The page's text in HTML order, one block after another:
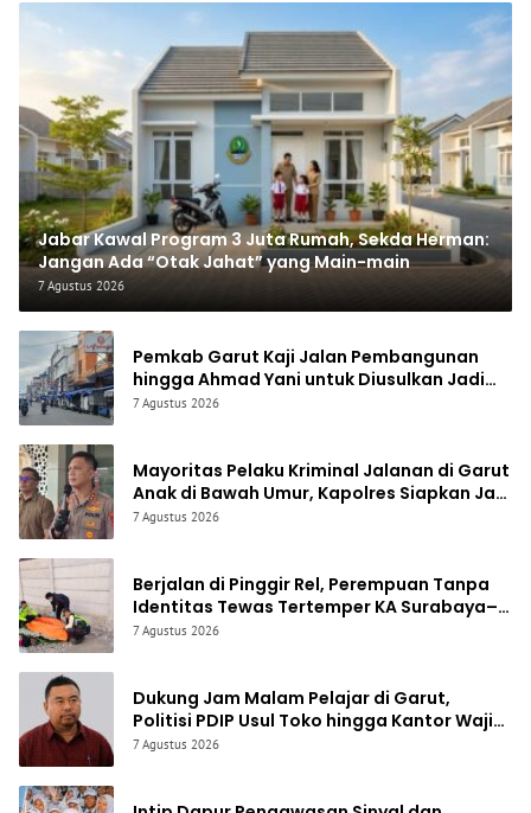
Jabar Kawal Program 3 Juta Rumah, Sekda Herman:
Jangan Ada “Otak Jahat” yang Main-main
7 Agustus 2026
Pemkab Garut Kaji Jalan Pembangunan
hingga Ahmad Yani untuk Diusulkan Jadi
Jalan Provinsi
7 Agustus 2026
Mayoritas Pelaku Kriminal Jalanan di Garut
Anak di Bawah Umur, Kapolres Siapkan Jam
Malam dan “Police Go to School”
7 Agustus 2026
Berjalan di Pinggir Rel, Perempuan Tanpa
Identitas Tewas Tertemper KA Surabaya–
Bandung di Garut
7 Agustus 2026
Dukung Jam Malam Pelajar di Garut,
Politisi PDIP Usul Toko hingga Kantor Wajib
Pasang CCTV
7 Agustus 2026